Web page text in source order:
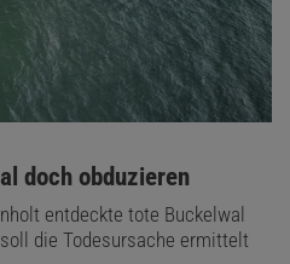
doch obduzieren
entdeckte tote Buckelwal
die Todesursache ermittelt